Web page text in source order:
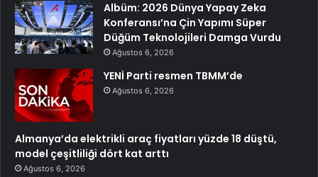
Albüm: 2026 Dünya Yapay Zeka
Konferansı’na Çin Yapımı Süper
Düğüm Teknolojileri Damga Vurdu
Ağustos 6, 2026
YENİ Parti resmen TBMM’de
Ağustos 6, 2026
Almanya’da elektrikli araç fiyatları yüzde 18 düştü,
model çeşitliliği dört kat arttı
Ağustos 6, 2026